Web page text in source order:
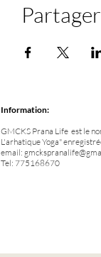
Information:
GMCKS Prana Life est le
L'arhatique Yoga"
email:
Tel: 775168670